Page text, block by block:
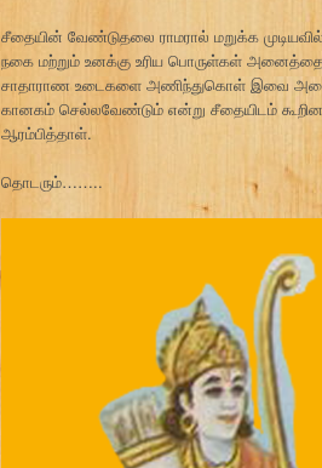
சீதையின் வேண்டுதலை ராமரால் மறுக்க
நகை மற்றும் உனக்கு உரிய பொருள்கள்
சாதாராண உடைகளை அணிந்துகொள் இவை
கானகம் செல்லவேண்டும் என்று சீதையிடம்
ஆரம்பித்தாள்.
தொடரும்……..